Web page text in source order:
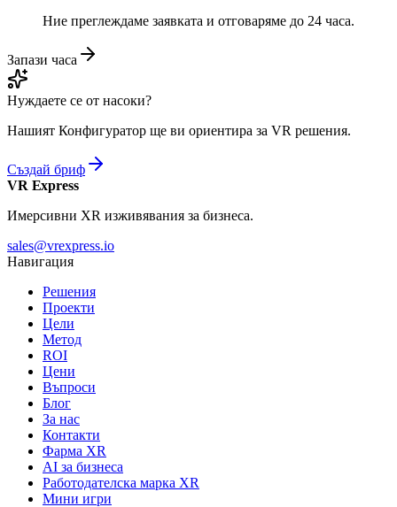
Ние преглеждаме заявката и отговаряме до 24 часа.
Запази часа
Нуждаете се от насоки?
Нашият Конфигуратор ще ви ориентира за VR решения.
Създай бриф
VR Express
Имерсивни XR изживявания за бизнеса.
sales@vrexpress.io
Навигация
Решения
Проекти
Цели
Метод
ROI
Цени
Въпроси
Блог
За нас
Контакти
Фарма XR
AI за бизнеса
Работодателска марка XR
Мини игри